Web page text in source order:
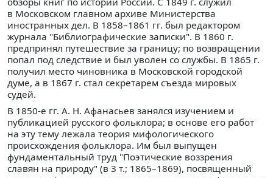
в Московском главном архиве Министерства
иностранных дел. В 1858–1861 гг. был редактором
журнала "Библиографические записки". В 1860 г.
предпринял путешествие за границу; по возвращении
попал под следствие и был уволен со службы. В 1865 г.
получил место чиновника в Московской городской
думе, а в 1867 г. стал секретарем съезда мировых
судей.
В 1850-е гг. А. Н. Афанасьев занялся изучением и
публикацией русского фольклора; в основе его работ
на эту тему лежала теория мифологического
происхождения фольклора. Им был выпущен
фундаментальный труд "Поэтические воззрения
славян на природу" (в 3 т.; 1865–1869), посвященный